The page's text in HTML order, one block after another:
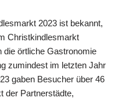
2023 ist bekannt,
Christkindlesmarkt
die örtliche Gastronomie
zumindest im letzten Jahr
gaben Besucher über 46
der Partnerstädte,